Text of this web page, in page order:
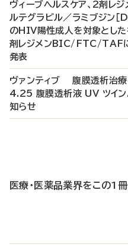
ヴィーブヘルスケア、2剤レジ
ルテグラビル／ラミブジン
のHIV陽性成人を対象とし
剤レジメンBIC/FTC/TAF
発表
ヴァンティブ 腹膜透析治療
4.25 腹膜透析液 UV ツイン
知らせ
医療・医薬品業界をこの1